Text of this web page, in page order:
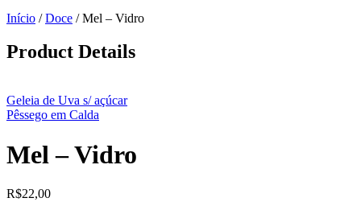
Início / Doce /Mel – Vidro
Product Details
Geleia de Uva s/ açúcar
Pêssego em Calda
Mel – Vidro
R$22,00